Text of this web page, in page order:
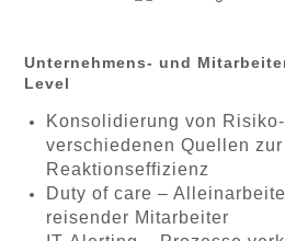
Unternehmens- und
Level
Konsolidierung von
verschiedenen Quellen
Reaktionseffizienz
Duty of care –
reisender Mitarbeiter